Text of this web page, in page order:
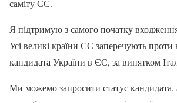
саміту ЄС.
Я підтримую з самого початку
Усі великі країни ЄС заперечують проти
кандидата України в ЄС, за винятком
Ми можемо запросити статус кандидата,